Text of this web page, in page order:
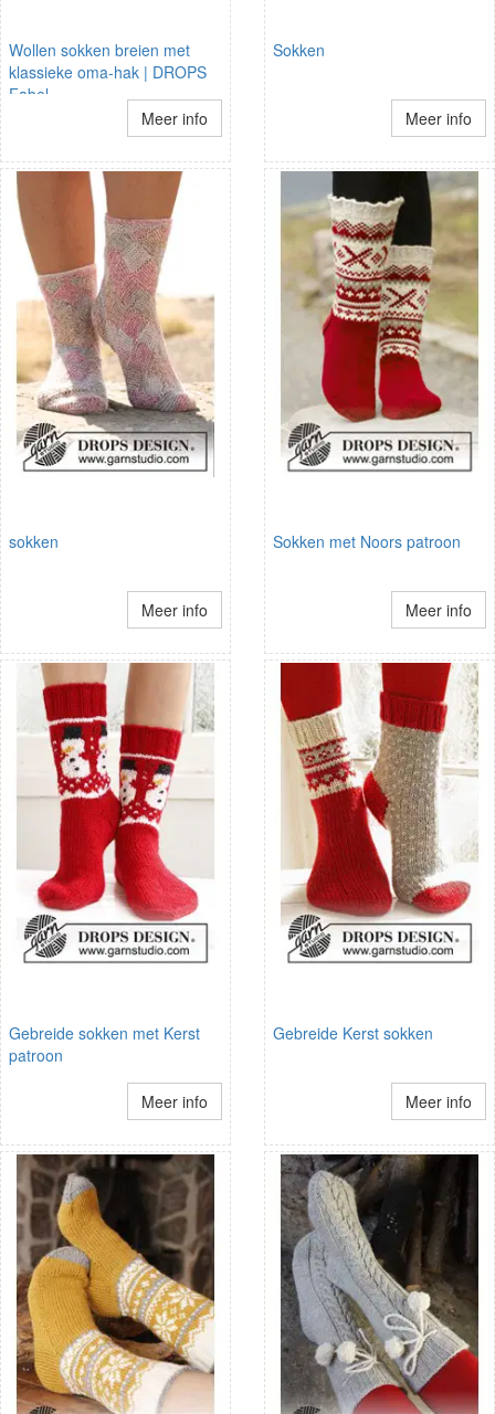
Wollen sokken breien met
klassieke oma-hak | DROPS
Fabel
Meer info
Sokken
Meer info
sokken
Meer info
Sokken met Noors patroon
Meer info
Gebreide sokken met Kerst
patroon
Meer info
Gebreide Kerst sokken
Meer info